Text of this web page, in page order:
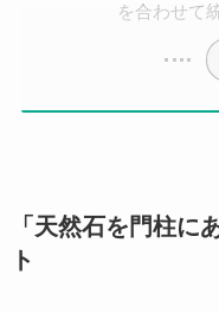
を合わせて
「天然石を門柱に
ト